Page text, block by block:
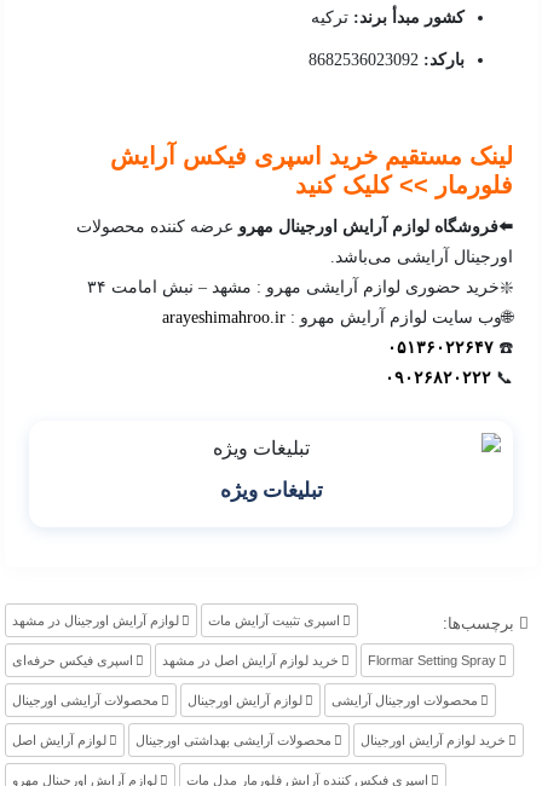
کشور مبدأ برند: ترکیه
بارکد:
لینک مستقیم خرید اسپری فیکس آرایش
فلورمار >> کلیک کنید
⬅️فروشگاه لوازم آرایش اورجینال مهرو عرضه کننده محصولات
اورجینال آرایشی می‌باشد.
❇️خرید حضوری لوازم آرایشی مهرو : مشهد – نبش امامت ۳۴
🌐وب سایت لوازم آرایش مهرو :arayeshimahroo.ir
☎️۰۵۱۳۶۰۲۲۶۴۷
📞۰۹۰۲۶۸۲۰۲۲۲
تبلیغات ویژه
برچسب‌ها: اسپری تثبیت آرایش مات لوازم آرایش اورجینال در مشهد
Flormar Setting Spray خرید لوازم آرایش اصل در مشهد اسپری فیکس حرفه‌ای
محصولات اورجینال آرایشی لوازم آرایش اورجینال محصولات آرایشی اورجینال
خرید لوازم آرایش اورجینال محصولات آرایشی بهداشتی اورجینال لوازم آرایش اصل
اسپری فیکس کننده آرایش فلورمار مدل مات لوازم آرایش اورجینال مهرو